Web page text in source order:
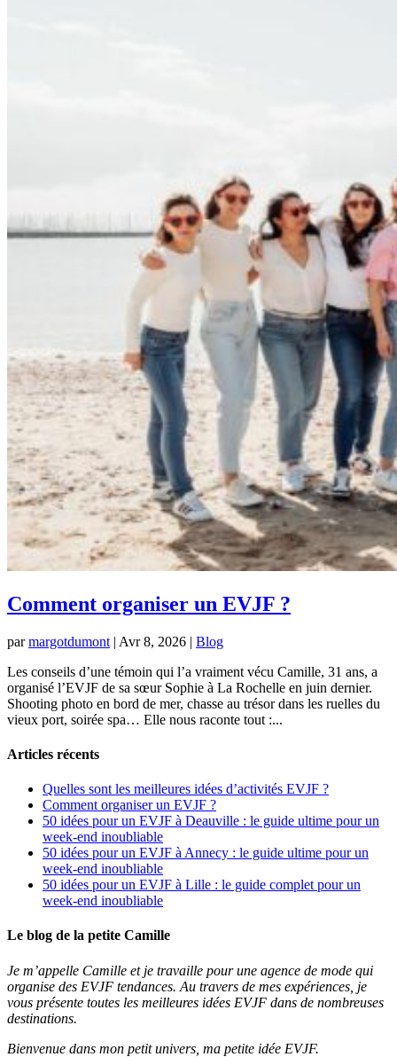
Comment organiser un EVJF ?
parmargotdumont | Avr 8, 2026 | Blog
Les conseils d’une témoin qui l’a vraiment vécu Camille, 31 ans, a
organisé l’EVJF de sa sœur Sophie à La Rochelle en juin dernier.
Shooting photo en bord de mer, chasse au trésor dans les ruelles du
vieux port, soirée spa… Elle nous raconte tout :...
Articles récents
Quelles sont les meilleures idées d’activités EVJF ?
Comment organiser un EVJF ?
50 idées pour un EVJF à Deauville : le guide ultime pour un
week-end inoubliable
50 idées pour un EVJF à Annecy : le guide ultime pour un
week-end inoubliable
50 idées pour un EVJF à Lille : le guide complet pour un
week-end inoubliable
Le blog de la petite Camille
Je m’appelle Camille et je travaille pour une agence de mode qui
organise des EVJF tendances. Au travers de mes expériences, je
vous présente toutes les meilleures idées EVJF dans de nombreuses
destinations.
Bienvenue dans mon petit univers, ma petite idée EVJF.